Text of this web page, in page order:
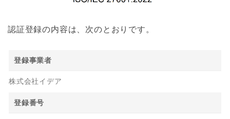
認証登録の内容は、次のとおりです。
登録事業者
株式会社イデア
登録番号